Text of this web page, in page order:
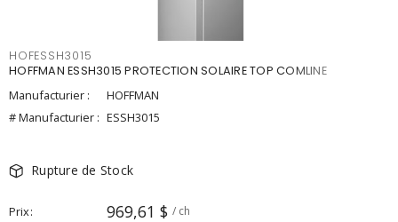
HOFESSH3015
HOFFMAN ESSH3015 PROTECTION SOLAIRE TOP COMLINE
Manufacturier :
HOFFMAN
# Manufacturier : ESSH3015
Rupture de Stock
Prix 969,61 $ / ch